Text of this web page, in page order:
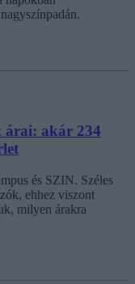
árai: akár 234
és SZIN. Széles
ehhez viszont
milyen árakra